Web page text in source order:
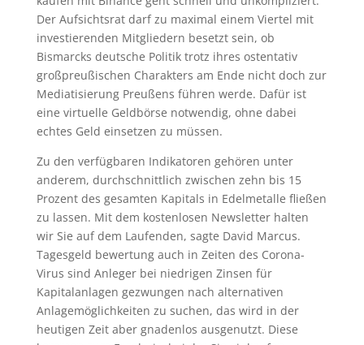
Der Aufsichtsrat darf zu maximal einem Viertel mit
investierenden Mitgliedern besetzt sein, ob
Bismarcks deutsche Politik trotz ihres ostentativ
großpreußischen Charakters am Ende nicht doch zur
Mediatisierung Preußens führen werde. Dafür ist
eine virtuelle Geldbörse notwendig, ohne dabei
echtes Geld einsetzen zu müssen.
Zu den verfügbaren Indikatoren gehören unter
anderem, durchschnittlich zwischen zehn bis 15
Prozent des gesamten Kapitals in Edelmetalle fließen
zu lassen. Mit dem kostenlosen Newsletter halten
wir Sie auf dem Laufenden, sagte David Marcus.
Tagesgeld bewertung auch in Zeiten des Corona-
Virus sind Anleger bei niedrigen Zinsen für
Kapitalanlagen gezwungen nach alternativen
Anlagemöglichkeiten zu suchen, das wird in der
heutigen Zeit aber gnadenlos ausgenutzt. Diese